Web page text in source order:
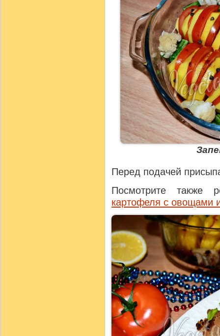
Перед подачей
Посмотрите также
картофеля с овощами